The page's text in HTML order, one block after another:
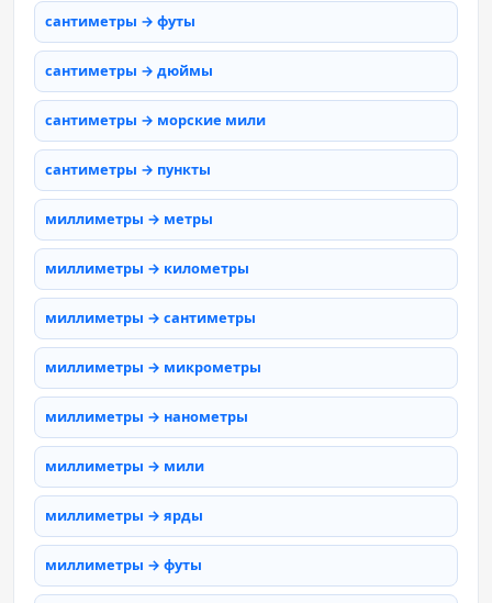
сантиметры → футы
сантиметры → дюймы
сантиметры → морские мили
сантиметры → пункты
миллиметры → метры
миллиметры → километры
миллиметры → сантиметры
миллиметры → микрометры
миллиметры → нанометры
миллиметры → мили
миллиметры → ярды
миллиметры → футы